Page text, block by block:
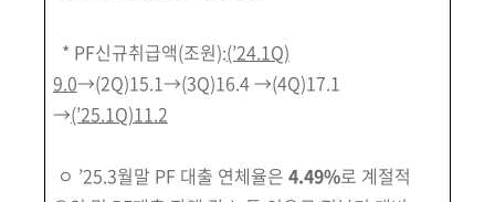
* PF신규취급액(조원):(’24.1Q)
9.0→(2Q)15.1→(3Q)16.4 →(4Q)17.1
→(’25.1Q)11.2
ㅇ ’25.3월말 PF 대출 연체율은 4.49%로 계절적